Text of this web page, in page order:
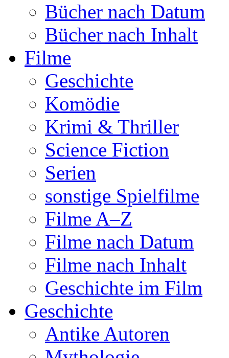
Bücher nach Datum
Bücher nach Inhalt
Filme
Geschichte
Komödie
Krimi & Thriller
Science Fiction
Serien
sonstige Spielfilme
Filme A–Z
Filme nach Datum
Filme nach Inhalt
Geschichte im Film
Geschichte
Antike Autoren